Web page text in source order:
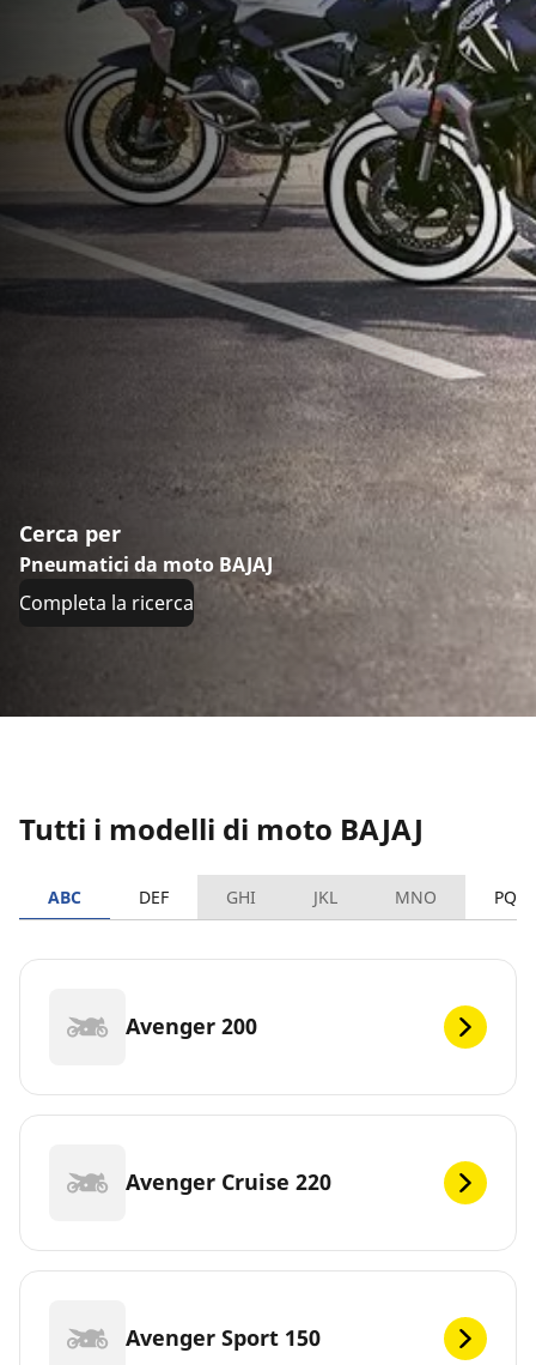
Cerca per
Pneumatici da moto BAJAJ
Completa la ricerca
Tutti i modelli di moto BAJAJ
ABC DEF GHI JKL MNO PQRS
Avenger 200
Avenger Cruise 220
Avenger Sport 150